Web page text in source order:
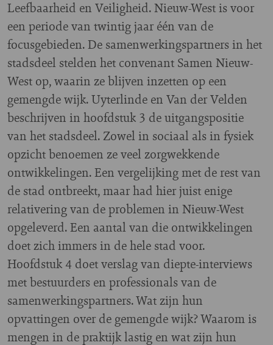
Leefbaarheid en Veiligheid. Nieuw-West is voor
een periode van twintig jaar één van de
focusgebieden. De samenwerkingspartners in het
stadsdeel stelden het convenant Samen Nieuw-
West op, waarin ze blijven inzetten op een
gemengde wijk. Uyterlinde en Van der Velden
beschrijven in hoofdstuk 3 de uitgangspositie
van het stadsdeel. Zowel in sociaal als in fysiek
opzicht benoemen ze veel zorgwekkende
ontwikkelingen. Een vergelijking met de rest van
de stad ontbreekt, maar had hier juist enige
relativering van de problemen in Nieuw-West
opgeleverd. Een aantal van die ontwikkelingen
doet zich immers in de hele stad voor.
Hoofdstuk 4 doet verslag van diepte-interviews
met bestuurders en professionals van de
samenwerkingspartners. Wat zijn hun
opvattingen over de gemengde wijk? Waarom is
mengen in de praktijk lastig en wat zijn hun